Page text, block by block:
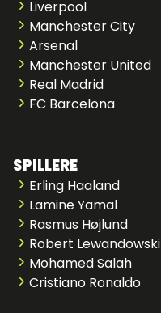
Liverpool
Manchester City
Arsenal
Manchester United
Real Madrid
FC Barcelona
SPILLERE
Erling Haaland
Lamine Yamal
Rasmus Højlund
Robert Lewandowski
Mohamed Salah
Cristiano Ronaldo